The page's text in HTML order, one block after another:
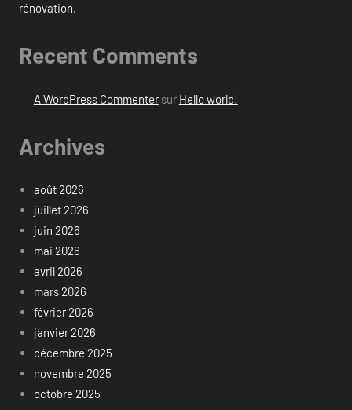
rénovation.
Recent Comments
A WordPress Commentersur Hello world!
Archives
août 2026
juillet 2026
juin 2026
mai 2026
avril 2026
mars 2026
février 2026
janvier 2026
décembre 2025
novembre 2025
octobre 2025